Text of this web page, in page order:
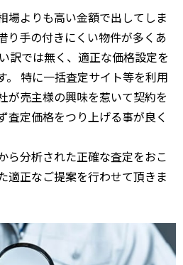
場よりも高い金額で出してしま
り手の付きにくい物件が多くあ
訳では無く、適正な価格設定を
。 特に一括査定サイト等を利用
が売主様の興味を惹いて契約を
査定価格をつり上げる事が良く
ら分析された正確な査定をおこ
適正なご提案を行わせて頂きま